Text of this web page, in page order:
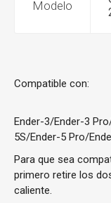
Modelo
Compatible con:
Ender-3/Ender-3
5S/Ender-5 Pro/
Para que sea
primero retire los
caliente.